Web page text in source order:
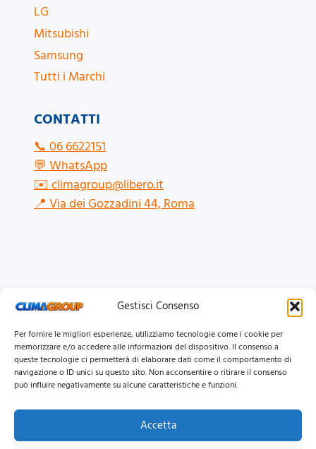
Gestisci Consenso
Per fornire le migliori esperienze, utilizziamo tecnologie come i cookie per
memorizzare e/o accedere alle informazioni del dispositivo. Il consenso a
queste tecnologie ci permetterà di elaborare dati come il comportamento di
navigazione o ID unici su questo sito. Non acconsentire o ritirare il consenso
può influire negativamente su alcune caratteristiche e funzioni.
Accetta
CONTATTI
📞06 6622151
💬WhatsApp
✉️climagroup@libero.it
📍Via dei Gozzadini 44, Roma
LG
Mitsubishi
Samsung
Tutti i Marchi
© 2026 Clima Group Impianti Srls P.IVA: 17771951005